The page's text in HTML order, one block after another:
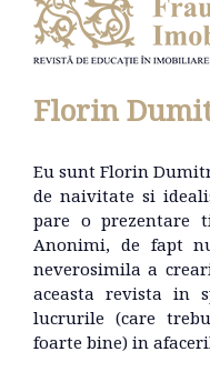
Florin
Eu sunt Florin
de naivitate si
pare o prezentare
Anonimi, de fapt
neverosimila a
aceasta revista in
lucrurile (care
foarte bine) in